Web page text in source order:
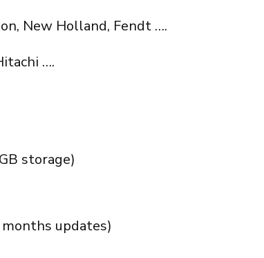
New Holland, Fendt ….
….
storage)
months updates)